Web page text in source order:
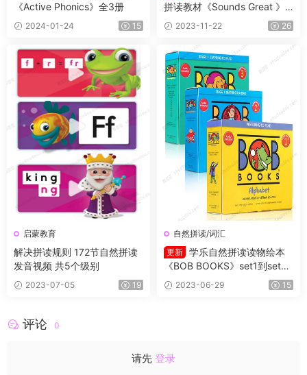
《Active Phonics》全3册
2024-01-24 15
拼读教材《Sounds Great 》L
1-5全套资源 学生书+练习册
+音频+闪卡+阅读书
2023-11-22 26
启蒙教育
解决拼读规则 172节自然拼读
发音视频 共5个级别
2023-07-05 19
自然拼读/词汇
更新 学乐自然拼读读物绘本
《BOB BOOKS》set1到set5
高清PDF+MP3音频（set1-set
3）
2023-06-29 15
评论 0
请先 登录